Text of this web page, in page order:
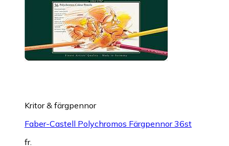
Kritor & färgpennor
Faber-Castell Polychromos Färgpennor 36st
fr.